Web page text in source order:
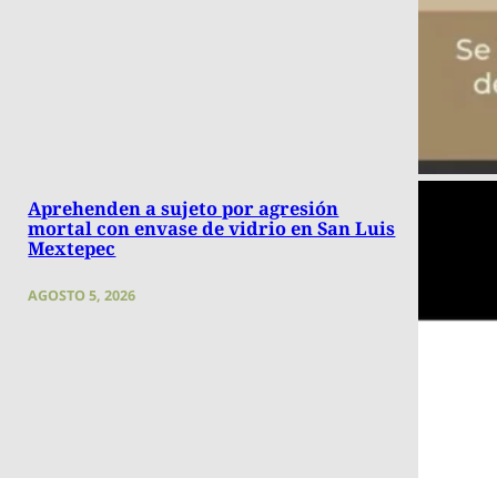
Aprehenden a sujeto por agresión
mortal con envase de vidrio en San Luis
Mextepec
AGOSTO 5, 2026